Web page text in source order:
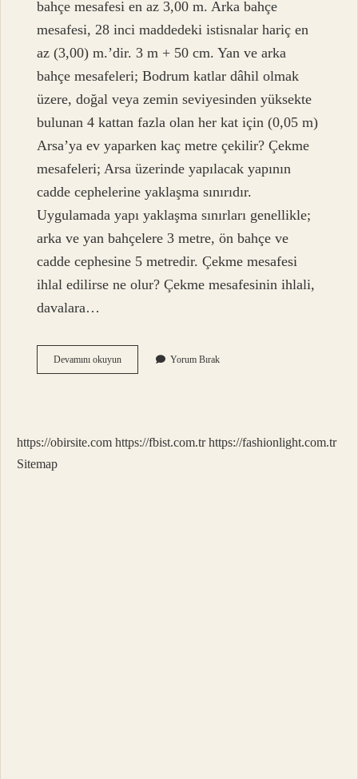
bahçe mesafesi en az 3,00 m. Arka bahçe
mesafesi, 28 inci maddedeki istisnalar hariç en
az (3,00) m.’dir. 3 m + 50 cm. Yan ve arka
bahçe mesafeleri; Bodrum katlar dâhil olmak
üzere, doğal veya zemin seviyesinden yüksekte
bulunan 4 kattan fazla olan her kat için (0,05 m)
Arsa’ya ev yaparken kaç metre çekilir? Çekme
mesafeleri; Arsa üzerinde yapılacak yapının
cadde cephelerine yaklaşma sınırıdır.
Uygulamada yapı yaklaşma sınırları genellikle;
arka ve yan bahçelere 3 metre, ön bahçe ve
cadde cephesine 5 metredir. Çekme mesafesi
ihlal edilirse ne olur? Çekme mesafesinin ihlali,
davalara…
Devamını okuyunImar
Çekme
Yorum Bırak
https://obirsite.com https://fbist.com.tr https://fashionlight.com.tr
Sitemap